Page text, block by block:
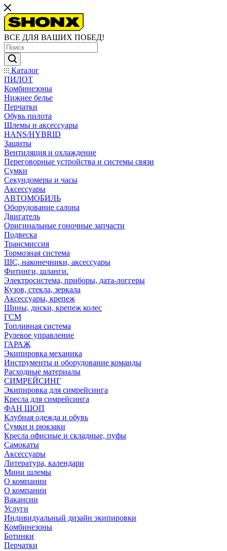
ВСЕ ДЛЯ ВАШИХ ПОБЕД!
Каталог
ПИЛОТ
Комбинезоны
Нижнее белье
Перчатки
Обувь пилота
Шлемы и аксессуары
HANS/HYBRID
Защиты
Вентиляция и охлаждение
Переговорные устройства и системы связи
Сумки
Секундомеры и часы
Аксессуары
АВТОМОБИЛЬ
Оборудование салона
Двигатель
Оригинальные гоночные запчасти
Подвеска
Трансмиссия
Тормозная система
ШС, наконечники, аксессуары
Фитинги, шланги.
Электросистема, приборы, дата-логгеры
Кузов, стекла, зеркала
Аксессуары, крепеж
Шины, диски, крепеж колес
ГСМ
Топливная система
Рулевое управление
ГАРАЖ
Экипировка механика
Инструменты и оборудование команды
Расходные материалы
СИМРЕЙСИНГ
Экипировка для симрейсинга
Кресла для симрейсинга
ФАН ШОП
Клубная одежда и обувь
Сумки и рюкзаки
Кресла офисные и складные, пуфы
Самокаты
Аксессуары
Литература, календари
Мини шлемы
О компании
О компании
Вакансии
Услуги
Индивидуальный дизайн экипировки
Комбинезоны
Ботинки
Перчатки